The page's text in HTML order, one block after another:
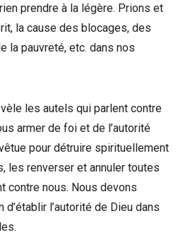
prendre à la légère. Prions et
la cause des blocages, des
la pauvreté, etc. dans nos
les autels qui parlent contre
armer de foi et de l’autorité
pour détruire spirituellement
les renverser et annuler toutes
contre nous. Nous devons
l’autorité de Dieu dans